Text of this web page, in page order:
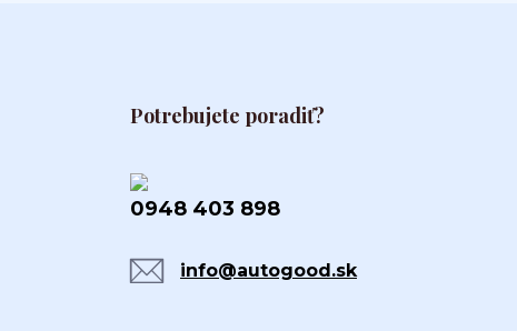
Potrebujete poradiť?
0948 403 898
info@autogood.sk